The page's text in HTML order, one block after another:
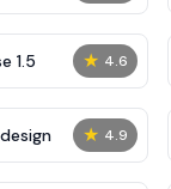
★ 4.6
1.5
★ 4.9